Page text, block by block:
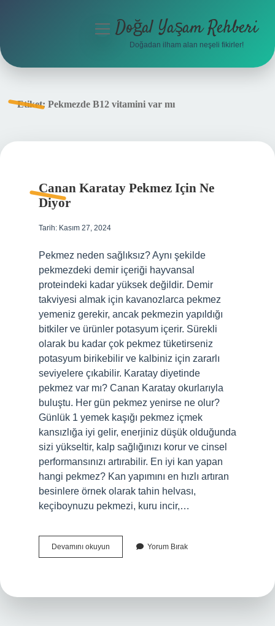
menüyüDoğal Yaşam Rehberi
Doğadan ilham alan neşeli fikirler!
Etiket: Pekmezde B12 vitamini var mı
Canan Karatay Pekmez Için Ne
Diyor
Tarih: Kasım 27, 2024
Pekmez neden sağlıksız? Aynı şekilde
pekmezdeki demir içeriği hayvansal
proteindeki kadar yüksek değildir. Demir
takviyesi almak için kavanozlarca pekmez
yemeniz gerekir, ancak pekmezin yapıldığı
bitkiler ve ürünler potasyum içerir. Sürekli
olarak bu kadar çok pekmez tüketirseniz
potasyum birikebilir ve kalbiniz için zararlı
seviyelere çıkabilir. Karatay diyetinde
pekmez var mı? Canan Karatay okurlarıyla
buluştu. Her gün pekmez yenirse ne olur?
Günlük 1 yemek kaşığı pekmez içmek
kansızlığa iyi gelir, enerjiniz düşük olduğunda
sizi yükseltir, kalp sağlığınızı korur ve cinsel
performansınızı artırabilir. En iyi kan yapan
hangi pekmez? Kan yapımını en hızlı artıran
besinlere örnek olarak tahin helvası,
keçiboynuzu pekmezi, kuru incir,…
Devamını okuyun
Karatay
Yorum Bırak